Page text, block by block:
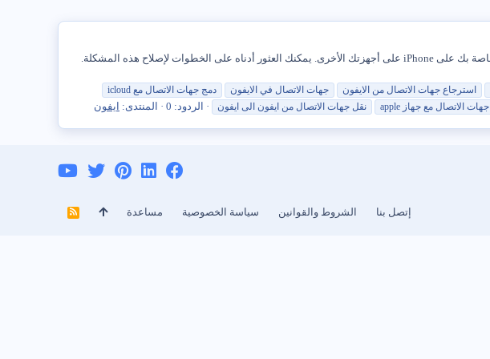
إذا لم تتم مزامنة جهات اتصال iPhone مع iCloud ، فلن تظهر التغييرات التي تجريها على قائمة جهات الاتصال الخاصة بك على iPhone على أجهزتك الأخرى. يمكنك العثور أدناه على الخطوات لإصلاح هذه المشكلة.
استرجاع جهات الاتصال من الايفون جهات الاتصال في الايفون دمج جهات الاتصال مع icloud
جهات الاتصال مع جهاز apple نقل جهات الاتصال من ايفون الى ايفون الردود: 0 المنتدى: ايفون
إتصل بنا الشروط والقوانين سياسة الخصوصية مساعدة
R